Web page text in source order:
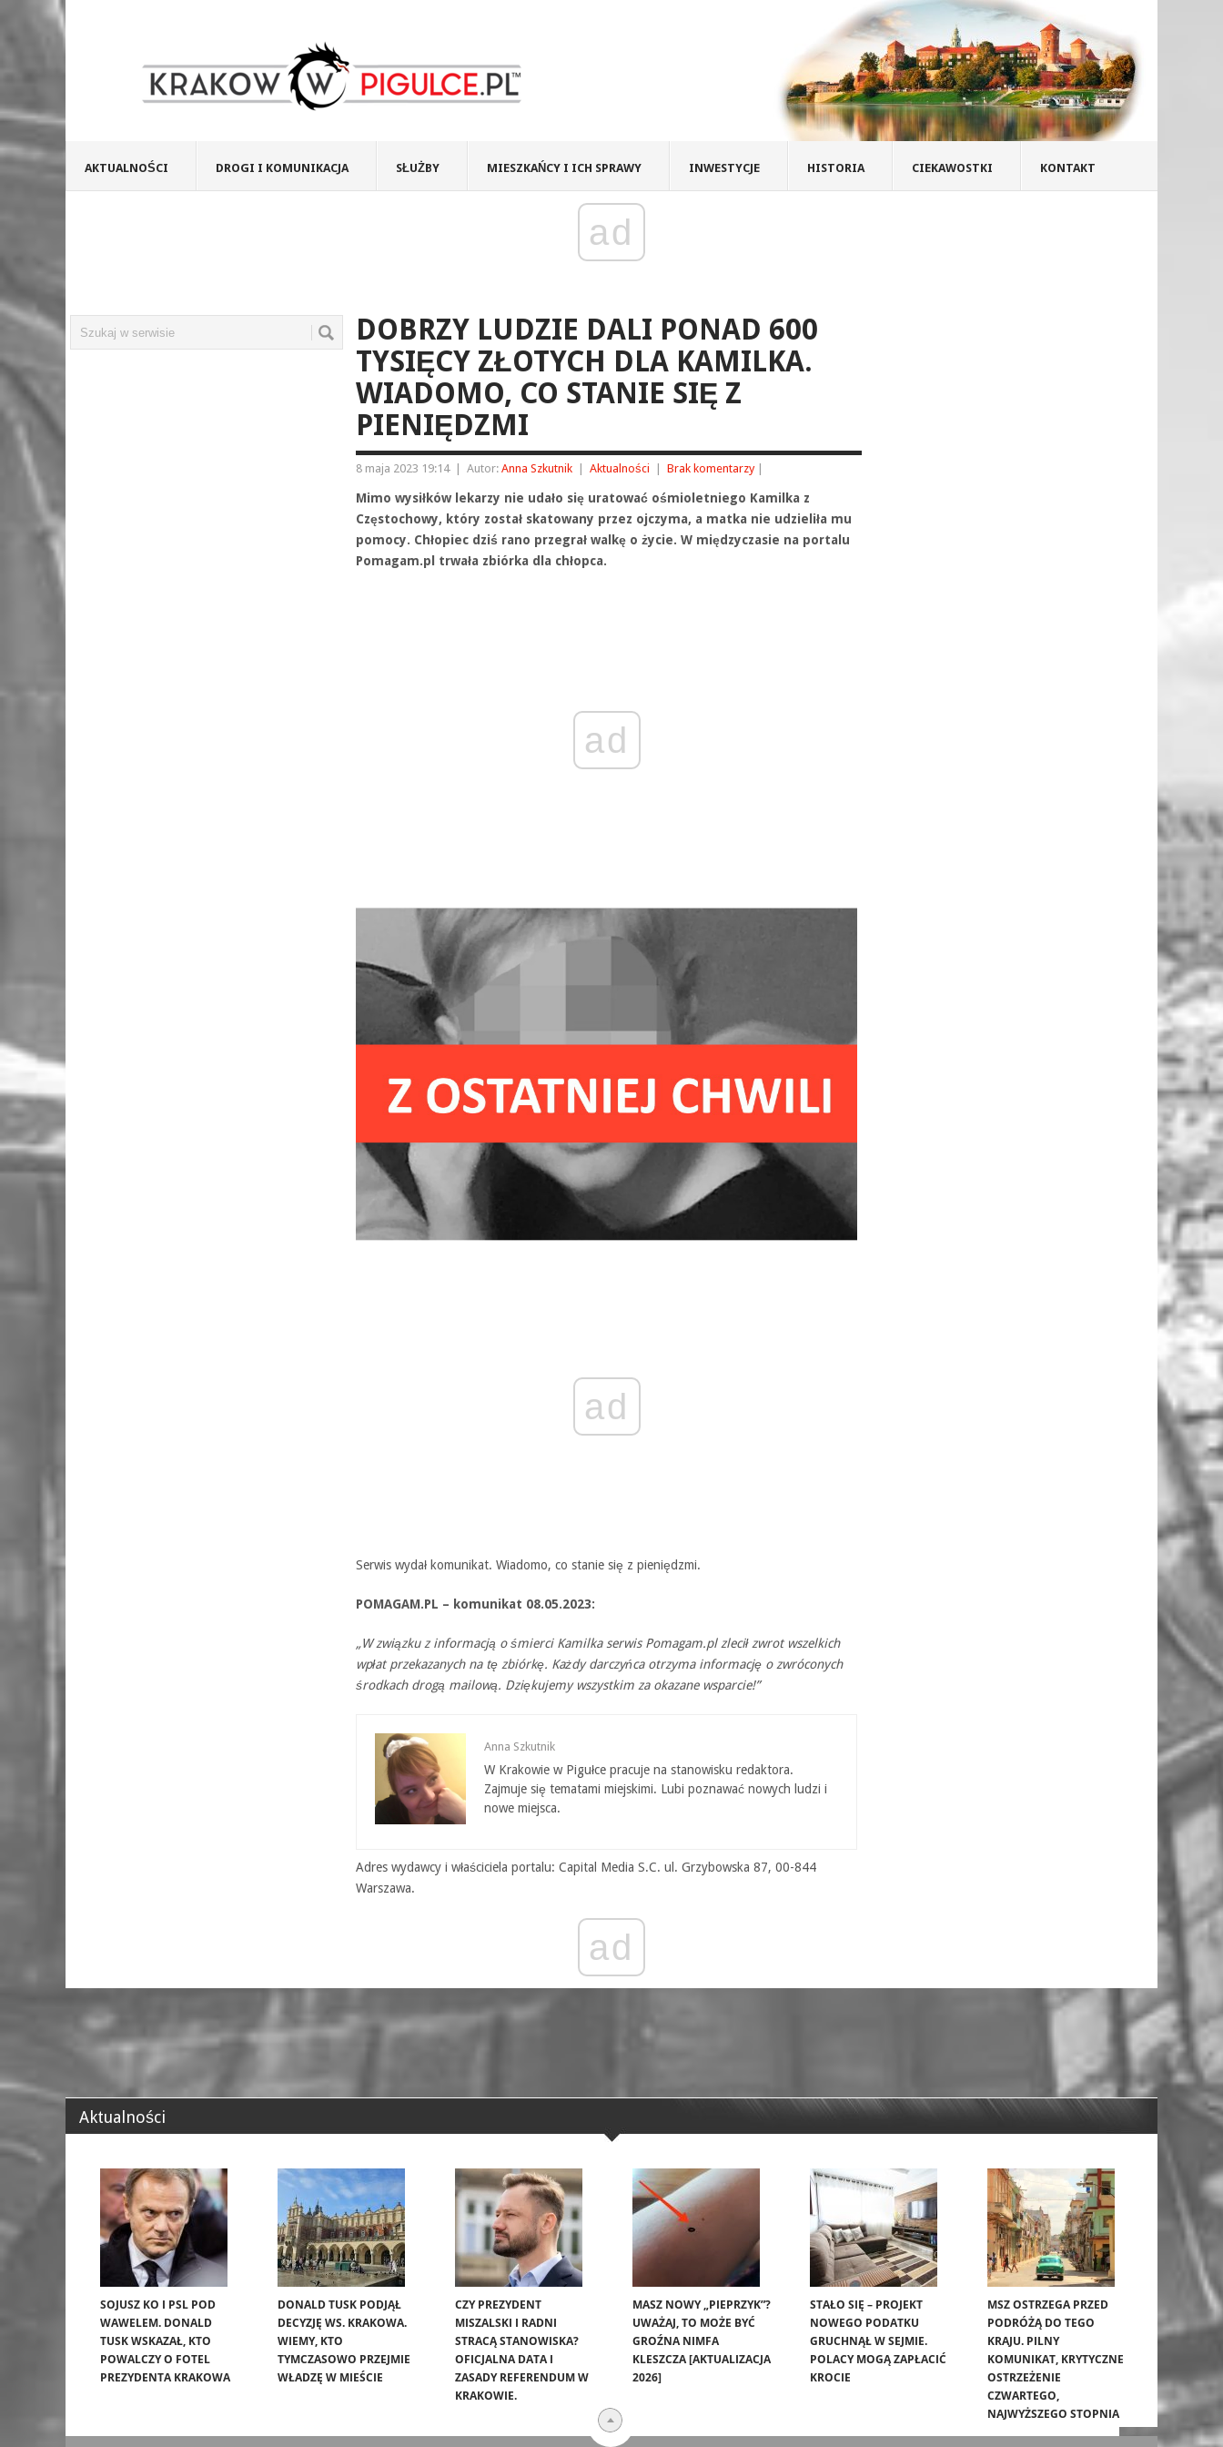
AKTUALNOŚCI DROGI I KOMUNIKACJA SŁUŻBY MIESZKAŃCY I ICH SPRAWY INWESTYCJE HISTORIA CIEKAWOSTKI KONTAKT
ad
DOBRZY LUDZIE DALI PONAD 600
TYSIĘCY ZŁOTYCH DLA KAMILKA.
WIADOMO, CO STANIE SIĘ Z
PIENIĘDZMI
8 maja 2023 19:14 Autor: Anna Szkutnik Aktualności Brak komentarzy
Mimo wysiłków lekarzy nie udało się uratować ośmioletniego Kamilka z
Częstochowy, który został skatowany przez ojczyma, a matka nie udzieliła mu
pomocy. Chłopiec dziś rano przegrał walkę o życie. W międzyczasie na portalu
Pomagam.pl trwała zbiórka dla chłopca.
ad
ad
Serwis wydał komunikat. Wiadomo, co stanie się z pieniędzmi.
POMAGAM.PL – komunikat 08.05.2023:
„W związku z informacją o śmierci Kamilka serwis Pomagam.pl zlecił zwrot wszelkich
wpłat przekazanych na tę zbiórkę. Każdy darczyńca otrzyma informację o zwróconych
środkach drogą mailową. Dziękujemy wszystkim za okazane wsparcie!”
Anna Szkutnik
W Krakowie w Pigułce pracuje na stanowisku redaktora.
Zajmuje się tematami miejskimi. Lubi poznawać nowych ludzi i
nowe miejsca.
Adres wydawcy i właściciela portalu: Capital Media S.C. ul. Grzybowska 87, 00-844
Warszawa.
ad
Aktualności
SOJUSZ KO I PSL POD
WAWELEM. DONALD
TUSK WSKAZAŁ, KTO
POWALCZY O FOTEL
PREZYDENTA KRAKOWA
DONALD TUSK PODJĄŁ
DECYZJĘ WS. KRAKOWA.
WIEMY, KTO
TYMCZASOWO PRZEJMIE
WŁADZĘ W MIEŚCIE
CZY PREZYDENT
MISZALSKI I RADNI
STRACĄ STANOWISKA?
OFICJALNA DATA I
ZASADY REFERENDUM W
KRAKOWIE.
MASZ NOWY „PIEPRZYK”?
UWAŻAJ, TO MOŻE BYĆ
GROŹNA NIMFA
KLESZCZA [AKTUALIZACJA
2026]
STAŁO SIĘ – PROJEKT
NOWEGO PODATKU
GRUCHNĄŁ W SEJMIE.
POLACY MOGĄ ZAPŁACIĆ
KROCIE
MSZ OSTRZEGA PRZED
PODRÓŻĄ DO TEGO
KRAJU. PILNY
KOMUNIKAT, KRYTYCZNE
OSTRZEŻENIE
CZWARTEGO,
NAJWYŻSZEGO STOPNIA